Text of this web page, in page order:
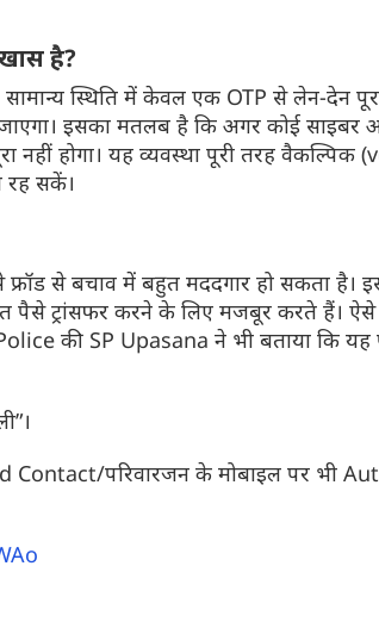
है?
स्थिति में केवल एक OTP से लेन-देन
इसका मतलब है कि अगर कोई साइबर
नहीं होगा। यह व्यवस्था पूरी तरह
रह सकें।
से बचाव में बहुत मददगार हो सकता है।
ट्रांसफर करने के लिए मजबूर करते हैं। ऐसे
की SP Upasana ने भी बताया कि यह
Contact/परिवारजन के मोबाइल पर भी
और देखें